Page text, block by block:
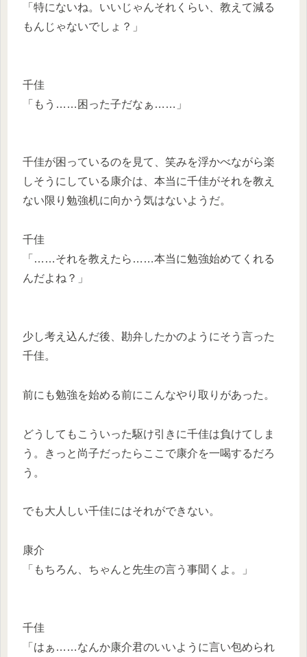
「特にないね。いいじゃんそれくらい、教えて減る
もんじゃないでしょ？」
千佳
「もう……困った子だなぁ……」
千佳が困っているのを見て、笑みを浮かべながら楽
しそうにしている康介は、本当に千佳がそれを教え
ない限り勉強机に向かう気はないようだ。
千佳
「……それを教えたら……本当に勉強始めてくれる
んだよね？」
少し考え込んだ後、勘弁したかのようにそう言った
千佳。
前にも勉強を始める前にこんなやり取りがあった。
どうしてもこういった駆け引きに千佳は負けてしま
う。きっと尚子だったらここで康介を一喝するだろ
う。
でも大人しい千佳にはそれができない。
康介
「もちろん、ちゃんと先生の言う事聞くよ。」
千佳
「はぁ……なんか康介君のいいように言い包められ